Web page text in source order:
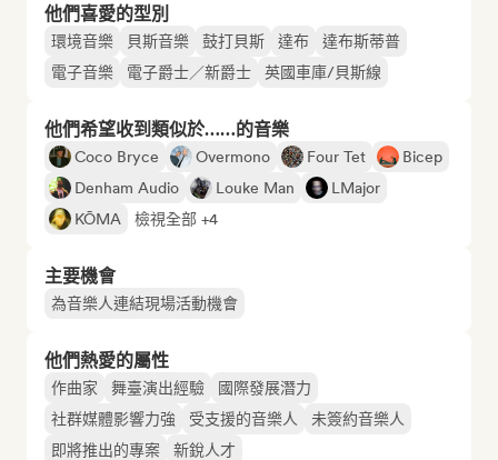
他們喜愛的型別
環境音樂 貝斯音樂 鼓打貝斯 達布
達布斯蒂普
電子音樂
電子爵士／新爵士 英國車庫/貝斯線
他們希望收到類似於……的音樂
Coco Bryce Overmono Four Tet
Bicep
Denham Audio
Louke Man
LMajor
KŌMA
檢視全部 +4
主要機會
為音樂人連結現場活動機會
他們熱愛的屬性
作曲家 舞臺演出經驗
國際發展潛力
社群媒體影響力強
受支援的音樂人
未簽約音樂人
即將推出的專案
新銳人才